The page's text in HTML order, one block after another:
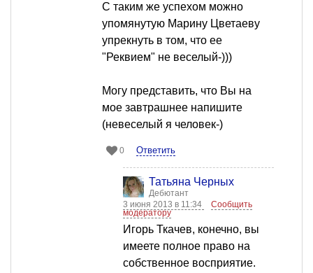
С таким же успехом можно
упомянутую Марину Цветаеву
упрекнуть в том, что ее
"Реквием" не веселый-)))
Могу представить, что Вы на
мое завтрашнее напишите
(невеселый я человек-)
0 Ответить
Татьяна Черных
Дебютант
3 июня 2013 в 11:34
Сообщить
модератору
Игорь Ткачев, конечно, вы
имеете полное право на
собственное восприятие.